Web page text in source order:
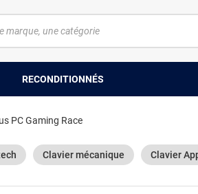
RECONDITIONNÉS
PC Gaming Race
Clavier mécanique Clavier